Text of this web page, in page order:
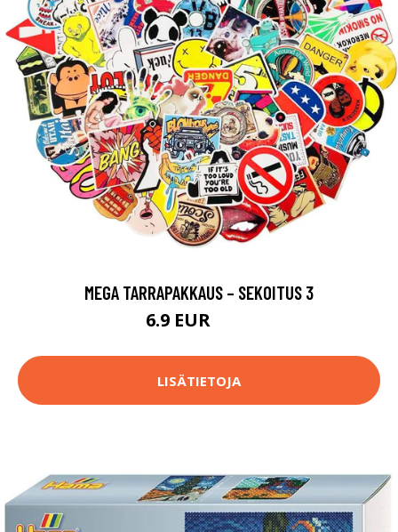
MEGA TARRAPAKKAUS – SEKOITUS 3
6.9 EUR
LISÄTIETOJA